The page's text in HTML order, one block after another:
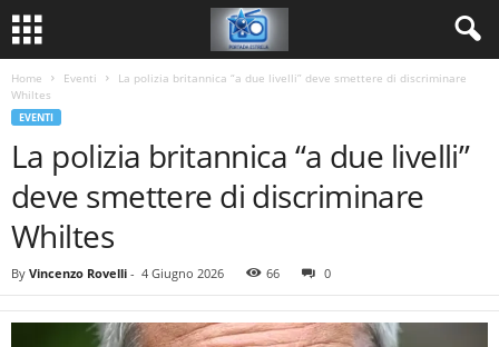
Home Eventi
La polizia britannica “a due livelli” deve smettere di discriminare
Whiltes
EVENTI
La polizia britannica “a due livelli”
deve smettere di discriminare
Whiltes
By Vincenzo Rovelli - 4 Giugno 2026 66 0